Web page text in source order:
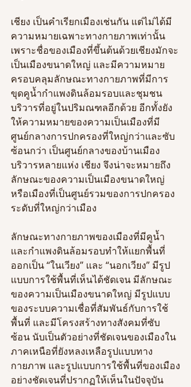
เชียง เป็นคำเรียกเมืองเช่นกัน แต่ไม่ได้มี
ความหมายเฉพาะทางกายภาพเท่านั้น
เพราะชื่อของเมืองที่ขึ้นต้นด้วยเชียงมักจะ
เป็นเมืองขนาดใหญ่ และมีความหมาย
ครอบคลุมลักษณะทางกายภาพที่มีการ
ขุดคูน้ำกำแพงดินล้อมรอบและชุมชน
บริวารที่อยู่ในปริมณฑลอีกด้วย อีกทั้งยัง
ให้ความหมายของความเป็นเมืองที่มี
ศูนย์กลางการปกครองที่ใหญ่กว่าและซับ
ซ้อนกว่า เป็นศูนย์กลางของบ้านเมือง
บริวารหลายแห่ง เชียง จึงน่าจะหมายถึง
ลักษณะของความเป็นเมืองขนาดใหญ่
หรือเมืองที่เป็นศูนย์รวมของการปกครอง
ระดับที่ใหญ่กว่าเมือง
ลักษณะทางกายภาพของเมืองที่มีคูน้ำ
และกำแพงดินล้อมรอบทำให้แยกพื้นที่
ออกเป็น “ในเวียง” และ “นอกเวียง” มีรูป
แบบการใช้พื้นที่เห็นได้ชัดเจน มีลักษณะ
ของความเป็นเมืองขนาดใหญ่ มีรูปแบบ
ของระบบความเชื่อที่สัมพันธ์กับการใช้
พื้นที่ และมีโครงสร้างทางสังคมที่ซับ
ซ้อน นับเป็นตัวอย่างที่ชัดเจนของเมืองใน
ภาคเหนือที่ยังหลงเหลือรูปแบบทาง
กายภาพ และรูปแบบการใช้พื้นที่ของเมือง
อย่างชัดเจนที่ปรากฏให้เห็นในปัจจุบัน